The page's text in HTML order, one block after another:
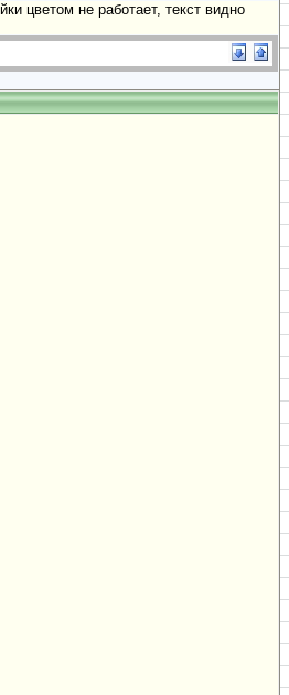
цветом не работает, текст видно